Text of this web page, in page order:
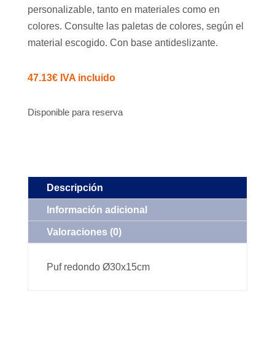
personalizable, tanto en materiales como en
colores. Consulte las paletas de colores, según el
material escogido. Con base antideslizante.
47.13€ IVA incluido
Disponible para reserva
Descripción
Información adicional
Valoraciones (0)
Puf redondo Ø30x15cm